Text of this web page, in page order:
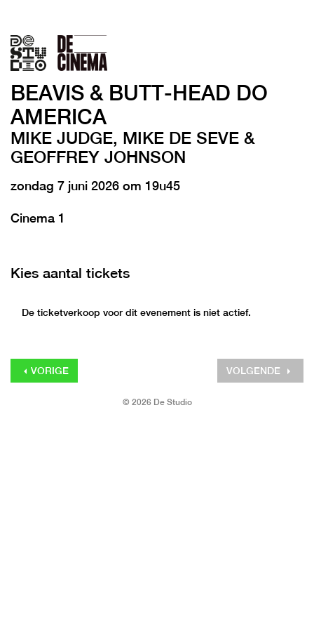
BEAVIS & BUTT-HEAD DO
AMERICA
MIKE JUDGE, MIKE DE SEVE &
GEOFFREY JOHNSON
zondag 7 juni 2026 om 19u45
Cinema 1
Kies aantal tickets
De ticketverkoop voor dit evenement is niet actief.
VORIGE VOLGENDE
© 2026 De Studio